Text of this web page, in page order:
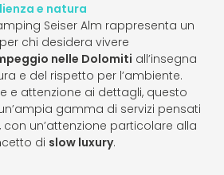
e natura
Seiser Alm rappresenta un
chi desidera vivere
nelle Dolomiti all’insegna
e del rispetto per l’ambiente.
e attenzione ai dettagli, questo
gamma di servizi pensati
con un’attenzione particolare alla
di slow luxury.